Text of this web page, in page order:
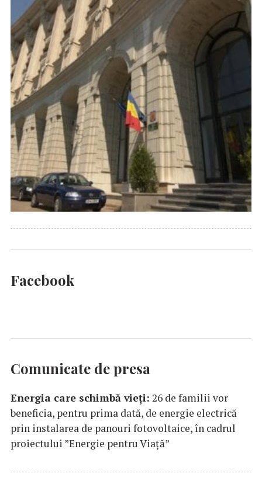
Facebook
Comunicate de presa
Energia care schimbă vieți: 26 de familii vor
beneficia, pentru prima dată, de energie electrică
prin instalarea de panouri fotovoltaice, în cadrul
proiectului ”Energie pentru Viață”